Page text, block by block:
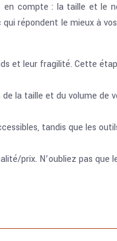
compte : la taille et le
répondent le mieux à
et leur fragilité. Cette
la taille et du volume de
tandis que les
prix. N’oubliez pas que